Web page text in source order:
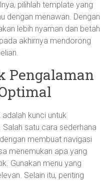
pilihlah template yang
dengan menawan. Dengan
lebih nyaman dan betah
akhirnya mendorong
Pengalaman
kunci untuk
satu cara sederhana
membuat navigasi
menemukan apa yang
Gunakan menu yang
Selain itu, penting